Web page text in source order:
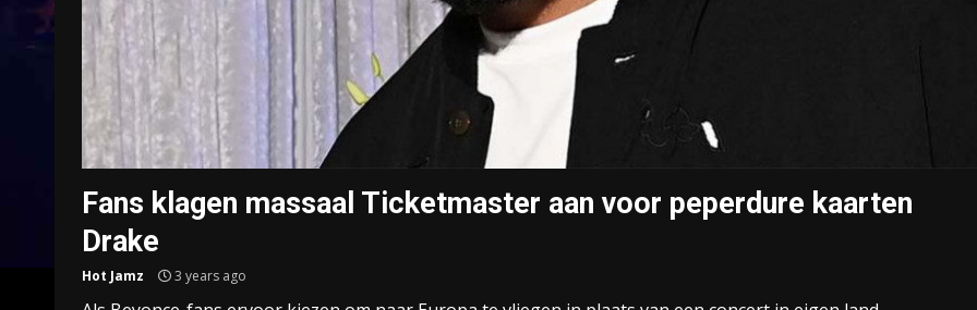
Fans klagen massaal Ticketmaster aan voor peperdure kaarten
Drake
Hot Jamz 3 years ago